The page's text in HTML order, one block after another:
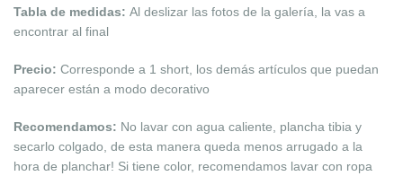
Tabla de medidas: Al deslizar las fotos de la galería, la vas a
encontrar al final
Precio: Corresponde a 1 short, los demás artículos que puedan
aparecer están a modo decorativo
Recomendamos: No lavar con agua caliente, plancha tibia y
secarlo colgado, de esta manera queda menos arrugado a la
hora de planchar! Si tiene color, recomendamos lavar con ropa